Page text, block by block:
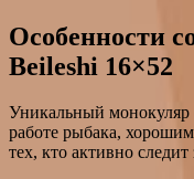
Особенности
Beileshi 16×52
Уникальный
работе рыбака,
тех, кто активно